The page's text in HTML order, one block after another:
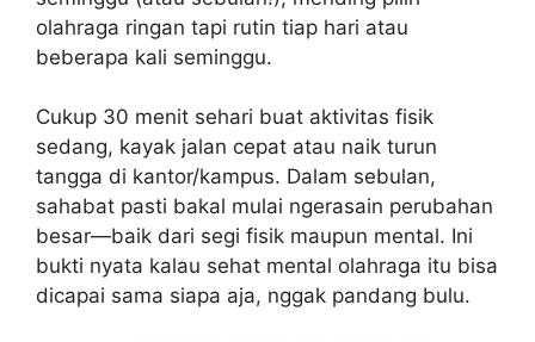
olahraga ringan tapi rutin tiap hari atau
beberapa kali seminggu.
Cukup 30 menit sehari buat aktivitas fisik
sedang, kayak jalan cepat atau naik turun
tangga di kantor/kampus. Dalam sebulan,
sahabat pasti bakal mulai ngerasain perubahan
besar—baik dari segi fisik maupun mental. Ini
bukti nyata kalau sehat mental olahraga itu bisa
dicapai sama siapa aja, nggak pandang bulu.